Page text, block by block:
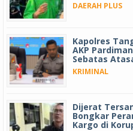
DAERAH PLUS
Kapolres
AKP
Sebatas
KRIMINAL
Dijerat
Bongkar
Kargo di